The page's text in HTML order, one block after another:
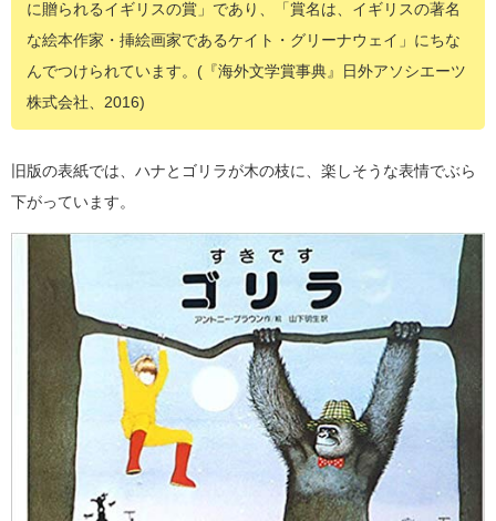
に贈られるイギリスの賞」であり、「賞名は、イギリスの著名
な絵本作家・挿絵画家であるケイト・グリーナウェイ」にちな
んでつけられています。(『海外文学賞事典』日外アソシエーツ
株式会社、2016)
旧版の表紙では、ハナとゴリラが木の枝に、楽しそうな表情でぶら
下がっています。